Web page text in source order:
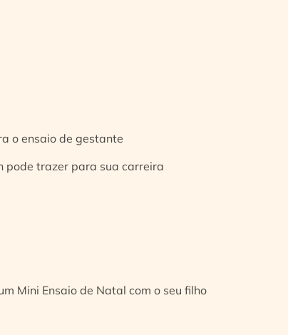
o ensaio de gestante
pode trazer para sua carreira
Mini Ensaio de Natal com o seu filho